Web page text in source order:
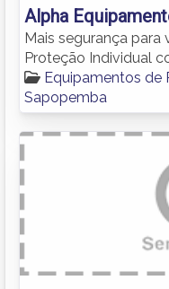
Alpha
Mais segurança
Proteção Individual
Equipamentos de
Sapopemba